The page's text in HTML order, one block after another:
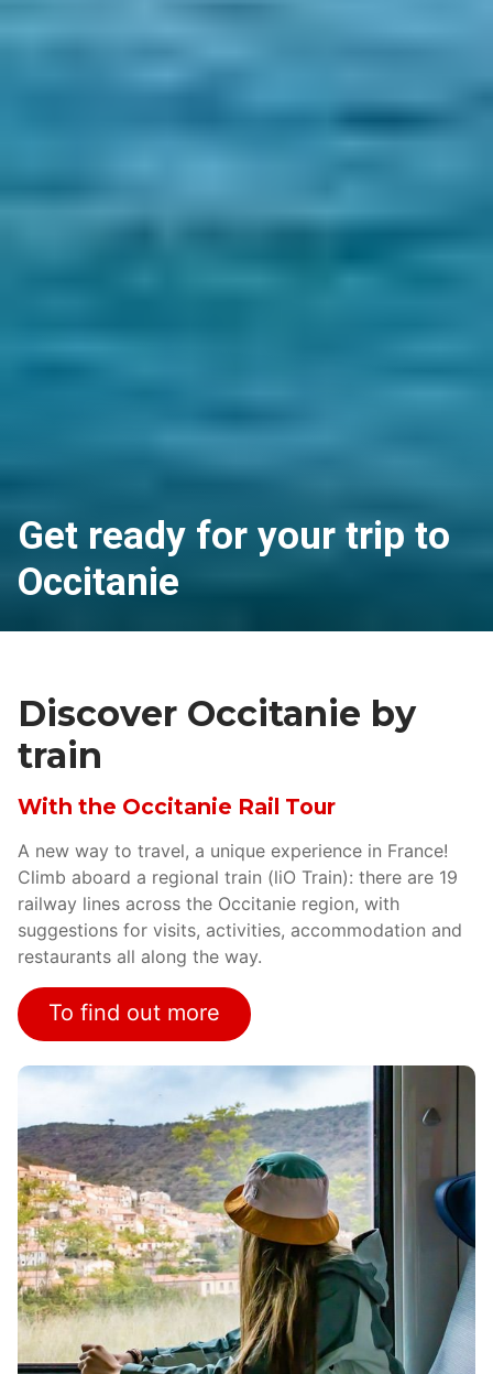
Get ready for your trip to
Occitanie
Discover Occitanie by
train
With the Occitanie Rail Tour
A new way to travel, a unique experience in France!
Climb aboard a regional train (liO Train): there are 19
railway lines across the Occitanie region, with
suggestions for visits, activities, accommodation and
restaurants all along the way.
To find out more